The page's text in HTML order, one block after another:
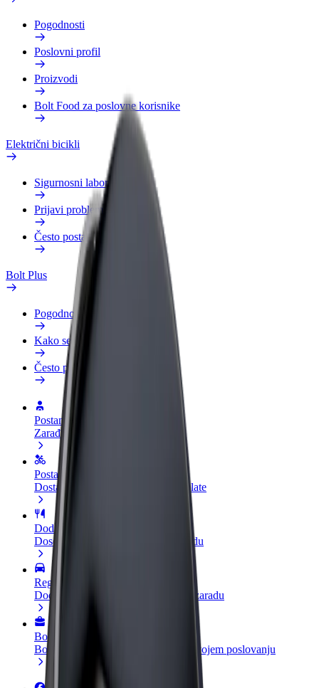
Pogodnosti
Poslovni profil
Proizvodi
Bolt Food za poslovne korisnike
Električni bicikli
Sigurnosni laboratorij
Prijavi problem
Često postavljana pitanja
Bolt Plus
Pogodnosti
Kako se pridružiti
Često postavljana pitanja
Postani vozač
Zarađuj po vlastitim uvjetima
Postani dostavljač
Dostavljaj hranu i primaj tjedne isplate
Dodaj restoran ili trgovinu
Dosegni više kupaca i povećaj zaradu
Registriraj se kao vlasnik flote
Dodaj svoju flotu na Bolt i povećaj zaradu
Bolt for Business
Bolt proizvodi i usluge prilagođeni tvojem poslovanju